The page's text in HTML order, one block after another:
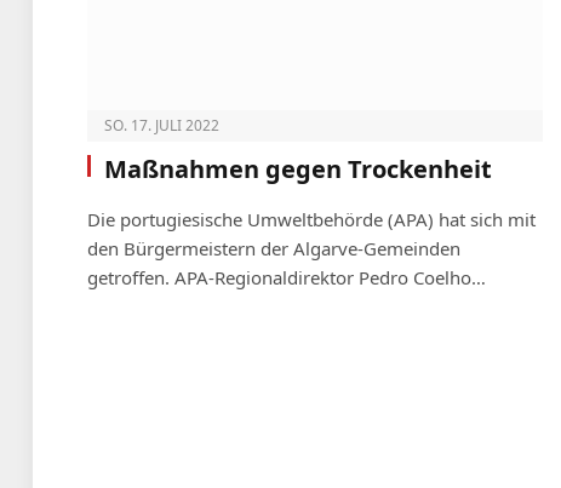
SO. 17. JULI 2022
Maßnahmen gegen Trockenheit
Die portugiesische Umweltbehörde (APA) hat sich mit
den Bürgermeistern der Algarve-Gemeinden
getroffen. APA-Regionaldirektor Pedro Coelho…